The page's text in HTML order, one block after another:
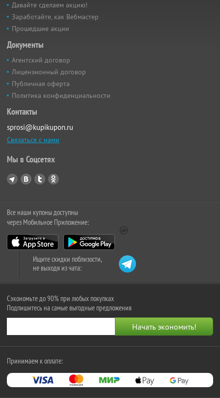
Давайте сделаем акцию!
Заработайте, как Вебмастер
Прошедшие акции
Документы
Агентский договор
Лицензионный договор
Публичная оферта
Политика конфиденциальности
Контакты
sprosi@kupikupon.ru
Связаться с нами
Мы в Соцсетях
Все наши купоны доступны
через Мобильное Приложение:
Ищите скидки поблизости,
не выходя из чата:
Сэкономьте до 90% при любых покупках
Подпишитесь на самые выгодные предложения
Принимаем к оплате: